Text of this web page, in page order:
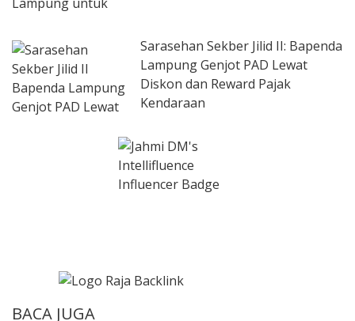
Sarasehan Sekber Jilid II: Bapenda
Lampung Genjot PAD Lewat
Diskon dan Reward Pajak
Kendaraan
BACA JUGA